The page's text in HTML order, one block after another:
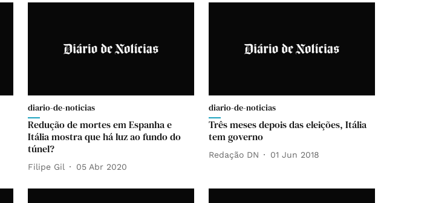
diario-de-noticias
Redução de mortes em Espanha e
Itália mostra que há luz ao fundo do
túnel?
Filipe Gil 05 Abr 2020
diario-de-noticias
Três meses depois das eleições, Itália
tem governo
Redação DN 01 Jun 2018